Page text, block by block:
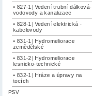
• 827-1| Vedení trubní dálková-
vodovody a kanalizace
• 828-1| Vedení elektrická -
kabelovody
• 831-1| Hydromeliorace
zemědělské
• 831-2| Hydromeliorace
lesnicko-technické
• 832-1| Hráze a úpravy na
tocích
PSV